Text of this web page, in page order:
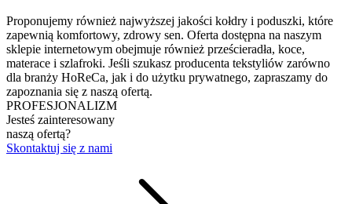
Proponujemy również najwyższej jakości kołdry i poduszki, które
zapewnią komfortowy, zdrowy sen. Oferta dostępna na naszym
sklepie internetowym obejmuje również prześcieradła, koce,
materace i szlafroki. Jeśli szukasz producenta tekstyliów zarówno
dla branży HoReCa, jak i do użytku prywatnego, zapraszamy do
zapoznania się z naszą ofertą.
PROFESJONALIZM
Jesteś zainteresowany
naszą ofertą?
Skontaktuj się z nami